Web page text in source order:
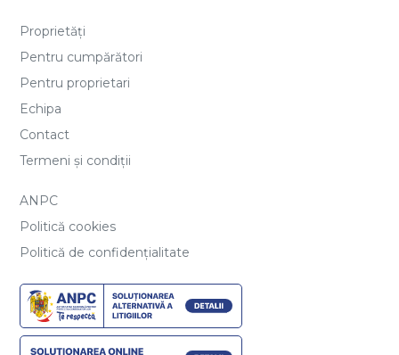
Proprietăți
Pentru cumpărători
Pentru proprietari
Echipa
Contact
Termeni și condiții
ANPC
Politică cookies
Politică de confidențialitate